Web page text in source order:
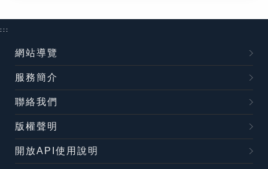
:::
網站導覽
服務簡介
聯絡我們
版權聲明
開放API使用說明